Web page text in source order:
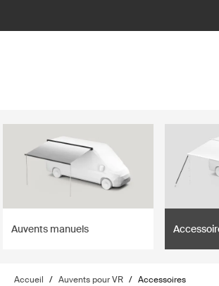
Auvents manuels
Accueil / Auvents pour VR / Accessoires